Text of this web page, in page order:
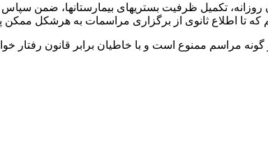
تکمیل ظرفیت بستریهای بیمارستانها، ضمن سپاس
که تا اطلاع ثانوی از برگزاری مراسمات به هرشکل ممکن
مراسم ممنوع است و با خاطیان برابر قانون رفتار